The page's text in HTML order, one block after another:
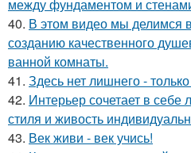
между фундаментом и
40. В этом видео мы делимся
созданию качественного
ванной комнаты.
41. Здесь нет лишнего -
42. Интерьер сочетает в себе
стиля и живость
43. Век живи - век учись!